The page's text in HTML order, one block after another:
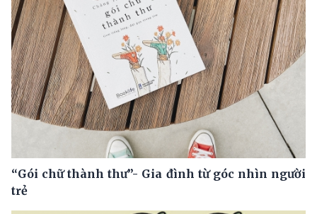
“Gói chữ thành thư”- Gia đình từ góc nhìn người
trẻ